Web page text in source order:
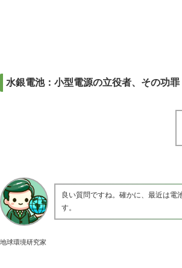
水銀電池：小型電源の立役者、その功罪
地球環境研究家
良い質問ですね。確かに、最近は
す。